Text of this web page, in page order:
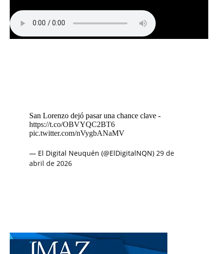
San Lorenzo dejó pasar una chance clave -
https://t.co/OBVYQC2BT6
pic.twitter.com/nVygbANaMV
— El Digital Neuquén (@ElDigitalNQN) 29 de
abril de 2026